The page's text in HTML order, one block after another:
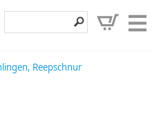
Klettershop
Reepschnur